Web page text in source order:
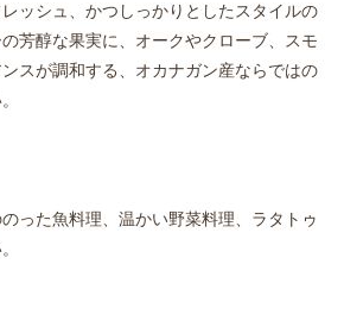
ッシュ、かつしっかりとしたスタイルの
芳醇な果実に、オークやクローブ、スモ
スが調和する、オカナガン産ならではの
った魚料理、温かい野菜料理、ラタトゥ